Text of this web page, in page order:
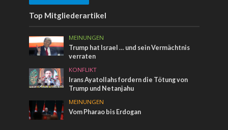
Top Mitgliederartikel
MEINUNGEN
Trump hat Israel … und sein Vermächtnis
verraten
KONFLIKT
Irans Ayatollahs fordern die Tötung von
Trump und Netanjahu
MEINUNGEN
Vom Pharao bis Erdogan